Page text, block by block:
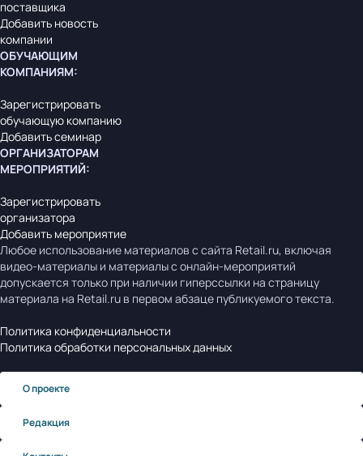
поставщика
Добавить новость
компании
ОБУЧАЮЩИМ
КОМПАНИЯМ:
Зарегистрировать
обучающую компанию
Добавить семинар
ОРГАНИЗАТОРАМ
МЕРОПРИЯТИЙ:
Зарегистрировать
организатора
Добавить мероприятие
Любое использование материалов с сайта Retail.ru, включая
видео-материалы и материалы с онлайн-мероприятий
допускается только при наличии гиперссылки на страницу
материала на Retail.ru в первом абзаце публикуемого текста.
Политика конфиденциальности
Политика обработки персональных данных
О проекте
Редакция